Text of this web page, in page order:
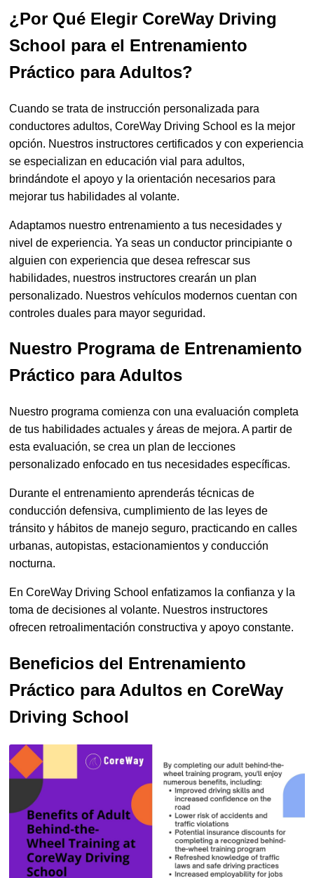
¿Por Qué Elegir CoreWay Driving
School para el Entrenamiento
Práctico para Adultos?
Cuando se trata de instrucción personalizada para
conductores adultos, CoreWay Driving School es la mejor
opción. Nuestros instructores certificados y con experiencia
se especializan en educación vial para adultos,
brindándote el apoyo y la orientación necesarios para
mejorar tus habilidades al volante.
Adaptamos nuestro entrenamiento a tus necesidades y
nivel de experiencia. Ya seas un conductor principiante o
alguien con experiencia que desea refrescar sus
habilidades, nuestros instructores crearán un plan
personalizado. Nuestros vehículos modernos cuentan con
controles duales para mayor seguridad.
Nuestro Programa de Entrenamiento
Práctico para Adultos
Nuestro programa comienza con una evaluación completa
de tus habilidades actuales y áreas de mejora. A partir de
esta evaluación, se crea un plan de lecciones
personalizado enfocado en tus necesidades específicas.
Durante el entrenamiento aprenderás técnicas de
conducción defensiva, cumplimiento de las leyes de
tránsito y hábitos de manejo seguro, practicando en calles
urbanas, autopistas, estacionamientos y conducción
nocturna.
En CoreWay Driving School enfatizamos la confianza y la
toma de decisiones al volante. Nuestros instructores
ofrecen retroalimentación constructiva y apoyo constante.
Beneficios del Entrenamiento
Práctico para Adultos en CoreWay
Driving School